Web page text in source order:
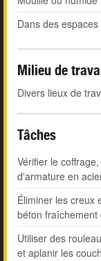
Dans des
Milieu de
Divers lieux de
Tâches
Vérifier le
d'armature en
Éliminer les creux
béton fraîchement
Utiliser des
et aplanir les